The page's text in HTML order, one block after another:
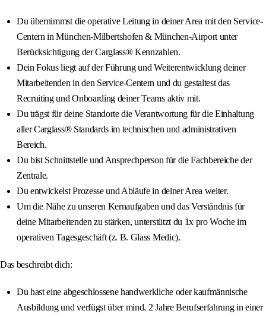
Du übernimmst die operative Leitung in deiner Area mit den Service-
Centern in München-Milbertshofen & München-Airport unter
Berücksichtigung der Carglass® Kennzahlen.
Dein Fokus liegt auf der Führung und Weiterentwicklung deiner
Mitarbeitenden in den Service-Centern und du gestaltest das
Recruiting und Onboarding deiner Teams aktiv mit.
Du trägst für deine Standorte die Verantwortung für die Einhaltung
aller Carglass® Standards im technischen und administrativen
Bereich.
Du bist Schnittstelle und Ansprechperson für die Fachbereiche der
Zentrale.
Du entwickelst Prozesse und Abläufe in deiner Area weiter.
Um die Nähe zu unseren Kernaufgaben und das Verständnis für
deine Mitarbeitenden zu stärken, unterstützt du 1x pro Woche im
operativen Tagesgeschäft (z. B. Glass Medic).
Das beschreibt dich:
Du hast eine abgeschlossene handwerkliche oder kaufmännische
Ausbildung und verfügst über mind. 2 Jahre Berufserfahrung in einer